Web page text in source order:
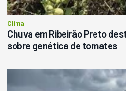
Clima
Chuva em Ribeirão Preto
sobre genética de tomates